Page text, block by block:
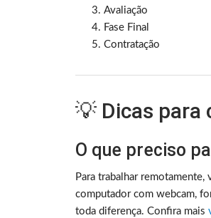
Avaliação
Fase Final
Contratação
💡 Dicas para
O que preciso
Para trabalhar
computador com webcam,
toda diferença. Confira mais